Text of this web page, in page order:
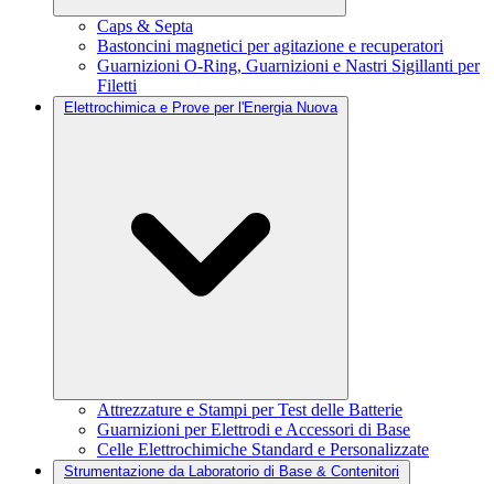
Caps & Septa
Bastoncini magnetici per agitazione e recuperatori
Guarnizioni O-Ring, Guarnizioni e Nastri Sigillanti per
Filetti
Elettrochimica e Prove per l'Energia Nuova
Attrezzature e Stampi per Test delle Batterie
Guarnizioni per Elettrodi e Accessori di Base
Celle Elettrochimiche Standard e Personalizzate
Strumentazione da Laboratorio di Base & Contenitori